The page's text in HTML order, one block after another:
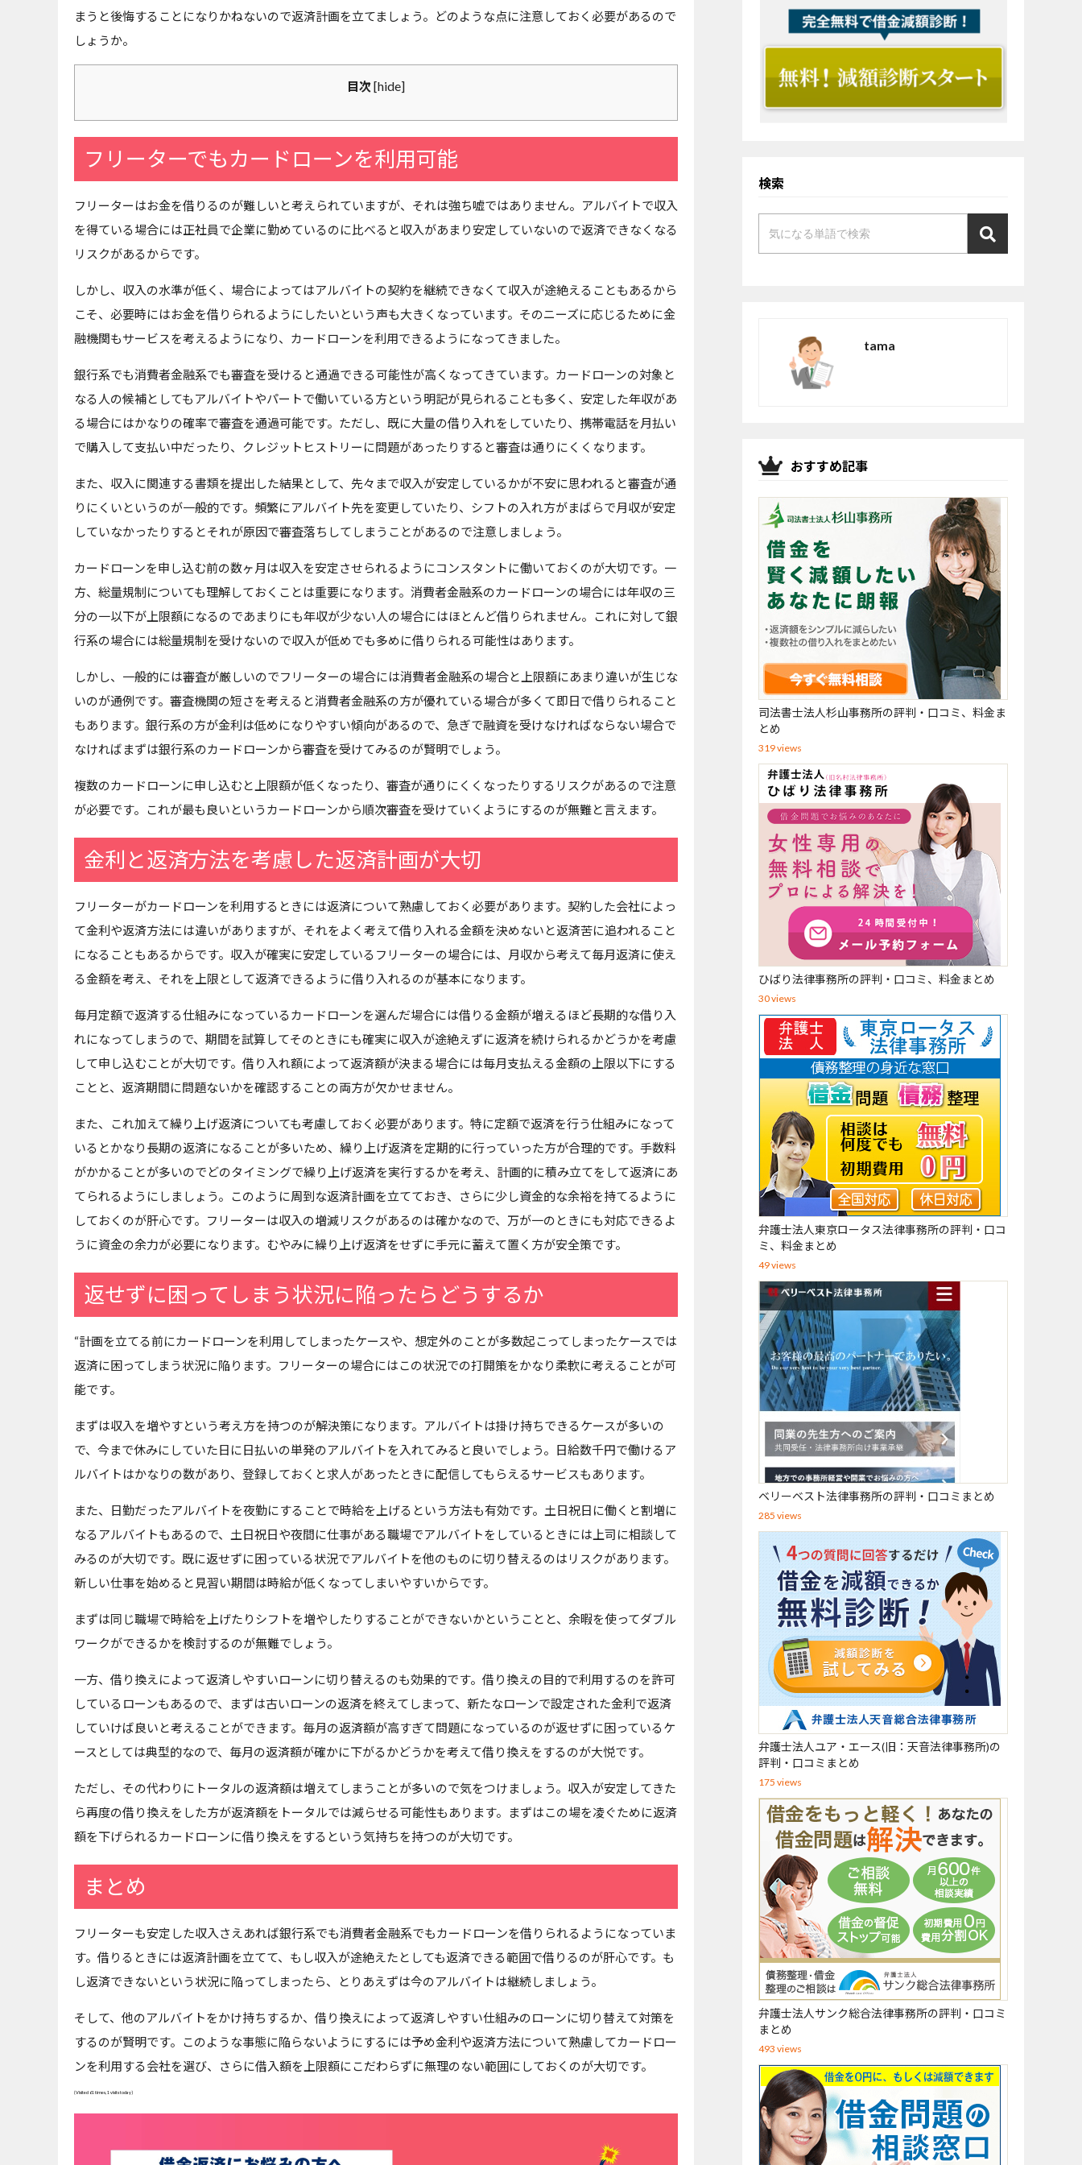
まうと後悔することになりかねないので返済計画を立てましょう。どのような点に注意しておく必要があるので
しょうか。
目次[hide]
フリーターでもカードローンを利用可能
フリーターはお金を借りるのが難しいと考えられていますが、それは強ち嘘ではありません。アルバイトで収入
を得ている場合には正社員で企業に勤めているのに比べると収入があまり安定していないので返済できなくなる
リスクがあるからです。
しかし、収入の水準が低く、場合によってはアルバイトの契約を継続できなくて収入が途絶えることもあるから
こそ、必要時にはお金を借りられるようにしたいという声も大きくなっています。そのニーズに応じるために金
融機関もサービスを考えるようになり、カードローンを利用できるようになってきました。
銀行系でも消費者金融系でも審査を受けると通過できる可能性が高くなってきています。カードローンの対象と
なる人の候補としてもアルバイトやパートで働いている方という明記が見られることも多く、安定した年収があ
る場合にはかなりの確率で審査を通過可能です。ただし、既に大量の借り入れをしていたり、携帯電話を月払い
で購入して支払い中だったり、クレジットヒストリーに問題があったりすると審査は通りにくくなります。
また、収入に関連する書類を提出した結果として、先々まで収入が安定しているかが不安に思われると審査が通
りにくいというのが一般的です。頻繁にアルバイト先を変更していたり、シフトの入れ方がまばらで月収が安定
していなかったりするとそれが原因で審査落ちしてしまうことがあるので注意しましょう。
カードローンを申し込む前の数ヶ月は収入を安定させられるようにコンスタントに働いておくのが大切です。一
方、総量規制についても理解しておくことは重要になります。消費者金融系のカードローンの場合には年収の三
分の一以下が上限額になるのであまりにも年収が少ない人の場合にはほとんど借りられません。これに対して銀
行系の場合には総量規制を受けないので収入が低めでも多めに借りられる可能性はあります。
しかし、一般的には審査が厳しいのでフリーターの場合には消費者金融系の場合と上限額にあまり違いが生じな
いのが通例です。審査機関の短さを考えると消費者金融系の方が優れている場合が多くて即日で借りられること
もあります。銀行系の方が金利は低めになりやすい傾向があるので、急ぎで融資を受けなければならない場合で
なければまずは銀行系のカードローンから審査を受けてみるのが賢明でしょう。
複数のカードローンに申し込むと上限額が低くなったり、審査が通りにくくなったりするリスクがあるので注意
が必要です。これが最も良いというカードローンから順次審査を受けていくようにするのが無難と言えます。
金利と返済方法を考慮した返済計画が大切
フリーターがカードローンを利用するときには返済について熟慮しておく必要があります。契約した会社によっ
て金利や返済方法には違いがありますが、それをよく考えて借り入れる金額を決めないと返済苦に追われること
になることもあるからです。収入が確実に安定しているフリーターの場合には、月収から考えて毎月返済に使え
る金額を考え、それを上限として返済できるように借り入れるのが基本になります。
毎月定額で返済する仕組みになっているカードローンを選んだ場合には借りる金額が増えるほど長期的な借り入
れになってしまうので、期間を試算してそのときにも確実に収入が途絶えずに返済を続けられるかどうかを考慮
して申し込むことが大切です。借り入れ額によって返済額が決まる場合には毎月支払える金額の上限以下にする
ことと、返済期間に問題ないかを確認することの両方が欠かせません。
また、これ加えて繰り上げ返済についても考慮しておく必要があります。特に定額で返済を行う仕組みになって
いるとかなり長期の返済になることが多いため、繰り上げ返済を定期的に行っていった方が合理的です。手数料
がかかることが多いのでどのタイミングで繰り上げ返済を実行するかを考え、計画的に積み立てをして返済にあ
てられるようにしましょう。このように周到な返済計画を立てておき、さらに少し資金的な余裕を持てるように
しておくのが肝心です。フリーターは収入の増減リスクがあるのは確かなので、万が一のときにも対応できるよ
うに資金の余力が必要になります。むやみに繰り上げ返済をせずに手元に蓄えて置く方が安全策です。
返せずに困ってしまう状況に陥ったらどうするか
“計画を立てる前にカードローンを利用してしまったケースや、想定外のことが多数起こってしまったケースでは
返済に困ってしまう状況に陥ります。フリーターの場合にはこの状況での打開策をかなり柔軟に考えることが可
能です。
まずは収入を増やすという考え方を持つのが解決策になります。アルバイトは掛け持ちできるケースが多いの
で、今まで休みにしていた日に日払いの単発のアルバイトを入れてみると良いでしょう。日給数千円で働けるア
ルバイトはかなりの数があり、登録しておくと求人があったときに配信してもらえるサービスもあります。
また、日勤だったアルバイトを夜勤にすることで時給を上げるという方法も有効です。土日祝日に働くと割増に
なるアルバイトもあるので、土日祝日や夜間に仕事がある職場でアルバイトをしているときには上司に相談して
みるのが大切です。既に返せずに困っている状況でアルバイトを他のものに切り替えるのはリスクがあります。
新しい仕事を始めると見習い期間は時給が低くなってしまいやすいからです。
まずは同じ職場で時給を上げたりシフトを増やしたりすることができないかということと、余暇を使ってダブル
ワークができるかを検討するのが無難でしょう。
一方、借り換えによって返済しやすいローンに切り替えるのも効果的です。借り換えの目的で利用するのを許可
しているローンもあるので、まずは古いローンの返済を終えてしまって、新たなローンで設定された金利で返済
していけば良いと考えることができます。毎月の返済額が高すぎて問題になっているのが返せずに困っているケ
ースとしては典型的なので、毎月の返済額が確かに下がるかどうかを考えて借り換えをするのが大悦です。
ただし、その代わりにトータルの返済額は増えてしまうことが多いので気をつけましょう。収入が安定してきた
ら再度の借り換えをした方が返済額をトータルでは減らせる可能性もあります。まずはこの場を凌ぐために返済
額を下げられるカードローンに借り換えをするという気持ちを持つのが大切です。
まとめ
フリーターも安定した収入さえあれば銀行系でも消費者金融系でもカードローンを借りられるようになっていま
す。借りるときには返済計画を立てて、もし収入が途絶えたとしても返済できる範囲で借りるのが肝心です。も
し返済できないという状況に陥ってしまったら、とりあえずは今のアルバイトは継続しましょう。
そして、他のアルバイトをかけ持ちするか、借り換えによって返済しやすい仕組みのローンに切り替えて対策を
するのが賢明です。このような事態に陥らないようにするには予め金利や返済方法について熟慮してカードロー
ンを利用する会社を選び、さらに借入額を上限額にこだわらずに無理のない範囲にしておくのが大切です。
(Visited 61 times, 1 visits today)
検索
tama
おすすめ記事
司法書士法人杉山事務所の評判・口コミ、料金ま
とめ
319 views
ひばり法律事務所の評判・口コミ、料金まとめ
30 views
弁護士法人東京ロータス法律事務所の評判・口コ
ミ、料金まとめ
49 views
ベリーベスト法律事務所の評判・口コミまとめ
285 views
弁護士法人ユア・エース(旧：天音法律事務所)の
評判・口コミまとめ
175 views
弁護士法人サンク総合法律事務所の評判・口コミ
まとめ
493 views